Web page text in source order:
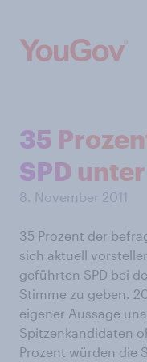
35
SPD
8. November 2011
35 Prozent der
sich aktuell
geführten SPD bei
Stimme zu geben.
eigener Aussage
Spitzenkandidaten
Prozent würden die